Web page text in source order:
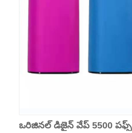
ఒరిజినల్ డిజైన్ వేప్ 5500 పఫ్స్